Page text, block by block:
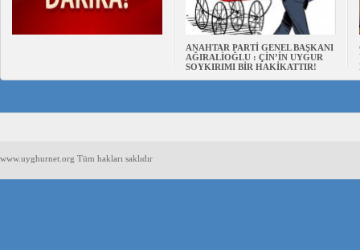
ANAHTAR PARTİ GENEL BAŞKANI
AĞIRALİOĞLU : ÇİN’İN UYGUR
SOYKIRIMI BİR HAKİKATTIR!
www.uyghurnet.org Tüm hakları saklıdır